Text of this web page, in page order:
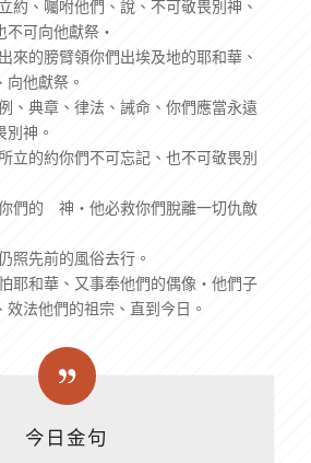
約、囑咐他們、說、不可敬畏別神、
不可向他獻祭‧
來的膀臂領你們出埃及地的耶和華、
他獻祭。
、典章、律法、誡命、你們應當永遠
神。
立的約你們不可忘記、也不可敬畏別
們的 神‧他必救你們脫離一切仇敵
照先前的風俗去行。
耶和華、又事奉他們的偶像‧他們子
法他們的祖宗、直到今日。
今日金句